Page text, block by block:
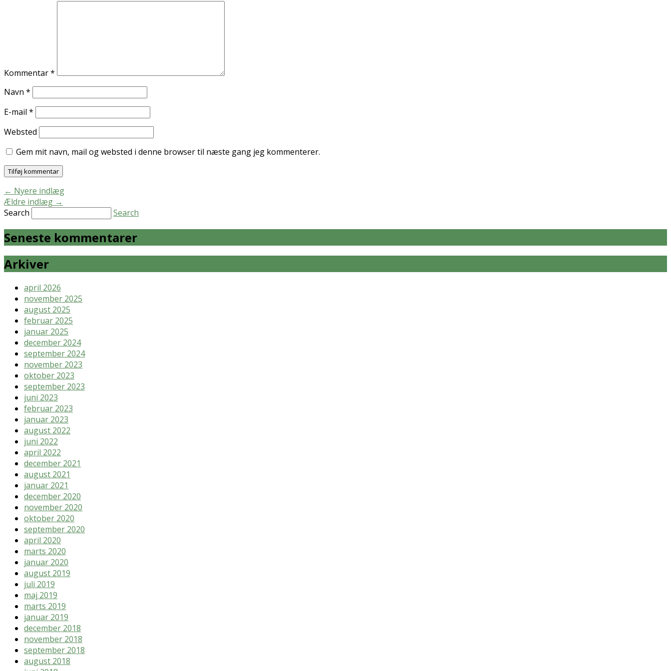
Kommentar*
Navn *
E-mail *
Websted
Gem mit navn, mail og websted i denne browser til næste gang jeg kommenterer.
← Nyere indlæg
Ældre indlæg →
Search
Search
Seneste kommentarer
Arkiver
april 2026
november 2025
august 2025
februar 2025
januar 2025
december 2024
september 2024
november 2023
oktober 2023
september 2023
juni 2023
februar 2023
januar 2023
august 2022
juni 2022
april 2022
december 2021
august 2021
januar 2021
december 2020
november 2020
oktober 2020
september 2020
april 2020
marts 2020
januar 2020
august 2019
juli 2019
maj 2019
marts 2019
januar 2019
december 2018
november 2018
september 2018
august 2018